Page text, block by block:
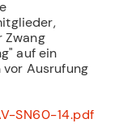
Zwang
auf ein
Ausrufung
SN60-14.pdf